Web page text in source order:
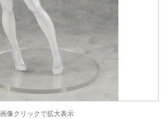
画像クリックで拡大表示